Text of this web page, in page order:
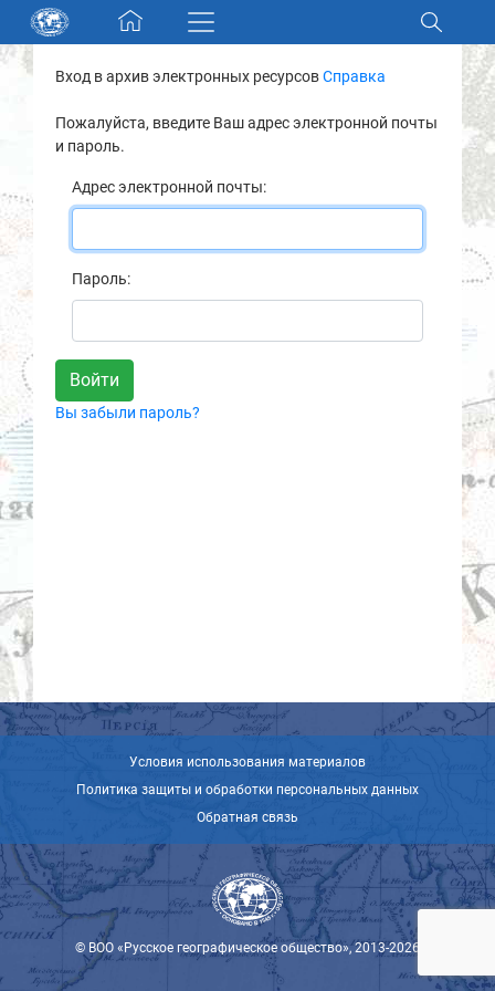
Skip navigation
Разделы и коллекции
Электронный каталог
Новости
О нас
Контакты
Партнеры
Вход в архив электронных ресурсовСправка
Пожалуйста, введите Ваш адрес электронной почты
и пароль.
Адрес электронной почты:
Пароль:
Вы забыли пароль?
Условия использования материалов
Политика защиты и обработки персональных данных
Обратная связь
© ВОО «Русское географическое общество», 2013-2026